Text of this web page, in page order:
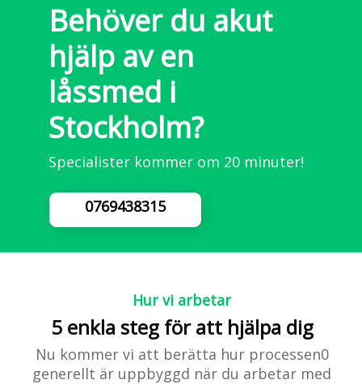
Behöver du akut
hjälp av en
låssmed i
Stockholm?
Specialister kommer om 20 minuter!
0769438315
Hur vi arbetar
5 enkla steg för att hjälpa dig
Nu kommer vi att berätta hur processen0
generellt är uppbyggd när du arbetar med